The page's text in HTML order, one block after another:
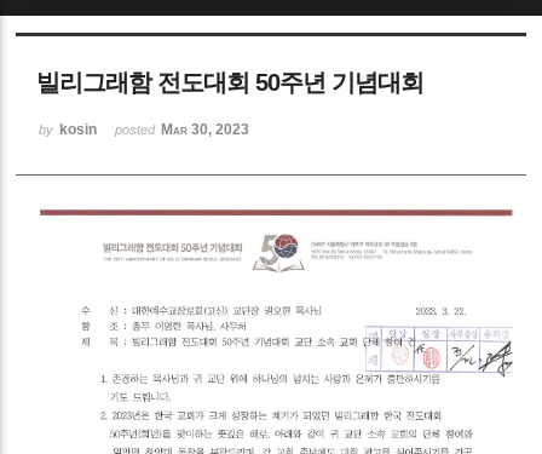
빌리그래함 전도대회 50주년 기념대회
by kosin posted Mar 30, 2023
Sketchbook5, 스케치북5
Sketchbook5, 스케치북5